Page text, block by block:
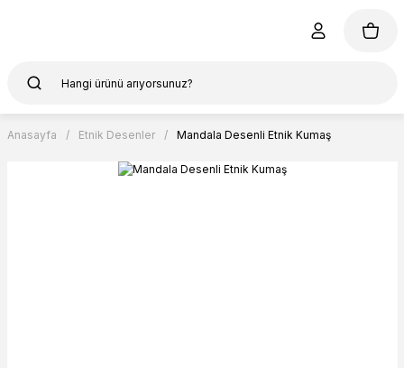
Anasayfa Etnik Desenler Mandala Desenli Etnik Kumaş